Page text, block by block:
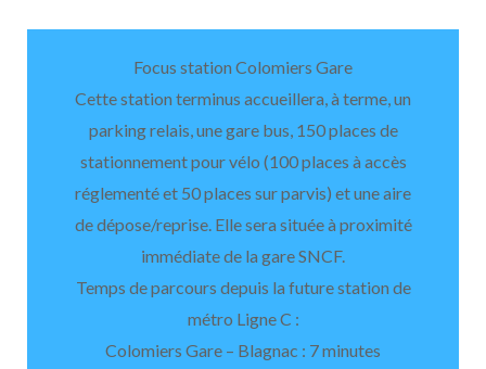
Focus station Colomiers Gare
Cette station terminus accueillera, à terme, un
parking relais, une gare bus, 150 places de
stationnement pour vélo (100 places à accès
réglementé et 50 places sur parvis) et une aire
de dépose/reprise. Elle sera située à proximité
immédiate de la gare SNCF.
Temps de parcours depuis la future station de
métro Ligne C :
Colomiers Gare – Blagnac : 7 minutes